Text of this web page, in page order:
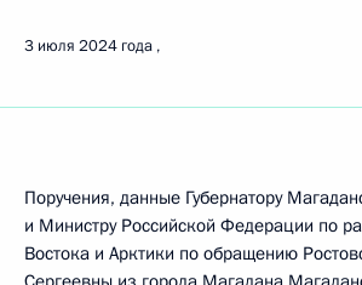
3 июля 2024 года
Поручения, данные Губернатору
и Министру Российской Федерации по
Востока и Арктики по обращению